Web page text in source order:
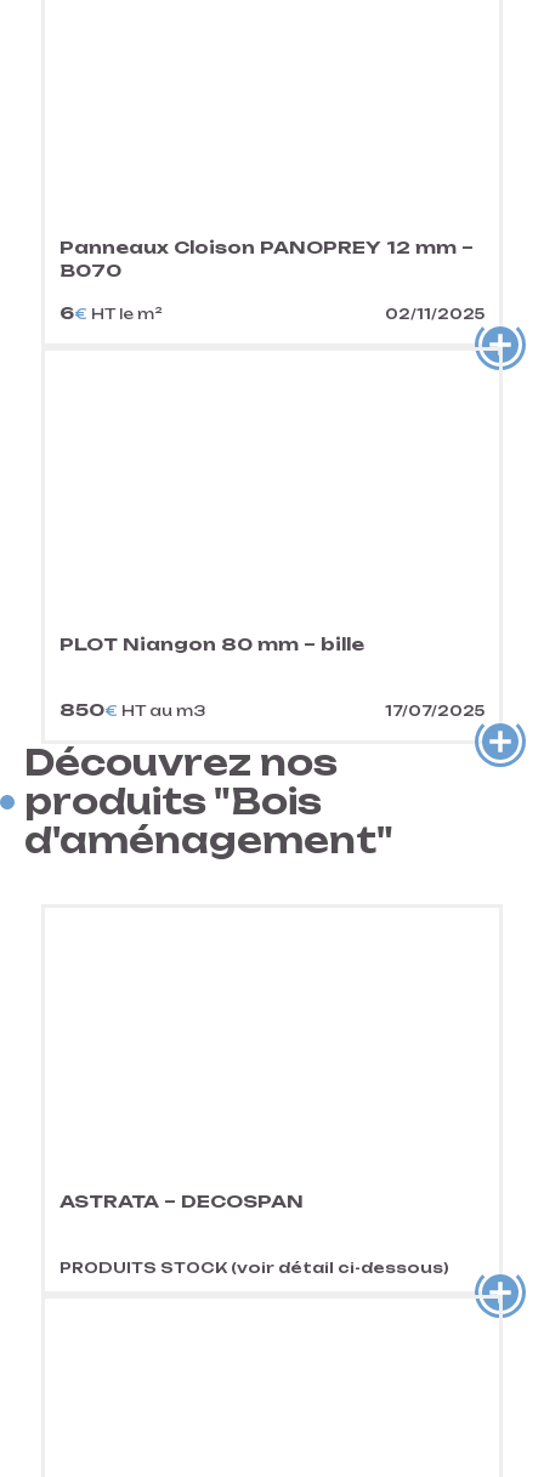
Panneaux Cloison PANOPREY 12 mm –
B070
6€ HT le m² 02/11/2025
PLOT Niangon 80 mm – bille
850€ HT au m3 17/07/2025
Découvrez nos
produits "Bois
d'aménagement"
ASTRATA – DECOSPAN
PRODUITS STOCK (voir détail ci-dessous)